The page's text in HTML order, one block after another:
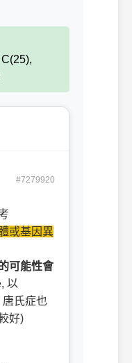
#7279920
或基因異
可能性會
以
氏症也
好)